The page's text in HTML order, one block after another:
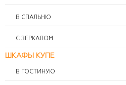
В СПАЛЬНЮ
С ЗЕРКАЛОМ
ШКАФЫ КУПЕ
В ГОСТИНУЮ